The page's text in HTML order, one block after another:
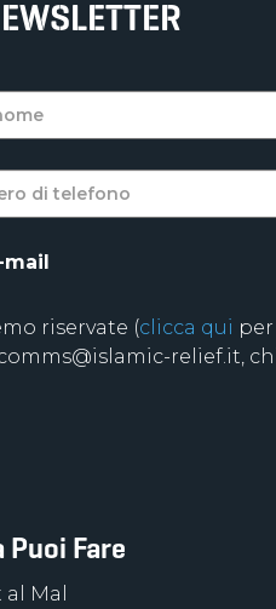
riservate (clicca qui
relief.it,
Puoi Fare
Mal